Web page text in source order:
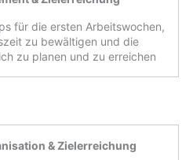
für die ersten Arbeitswochen,
zu bewältigen und die
zu planen und zu erreichen
& Zielerreichung